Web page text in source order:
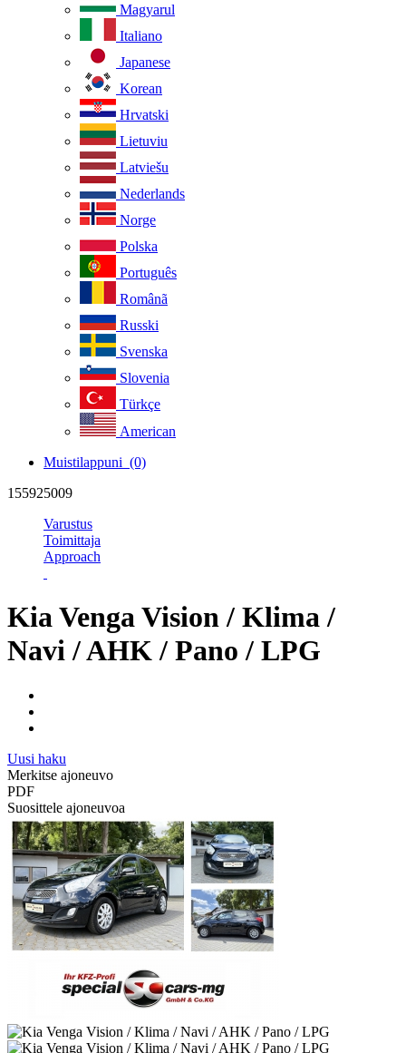
Magyarul
Italiano
Japanese
Korean
Hrvatski
Lietuviu
Latviešu
Nederlands
Norge
Polska
Português
Românã
Russki
Svenska
Slovenia
Türkçe
American
Muistilappuni (0)
155925009
Varustus
Toimittaja
Approach
Kia Venga Vision / Klima /
Navi / AHK / Pano / LPG
Uusi haku
Merkitse ajoneuvo
PDF
Suosittele ajoneuvoa